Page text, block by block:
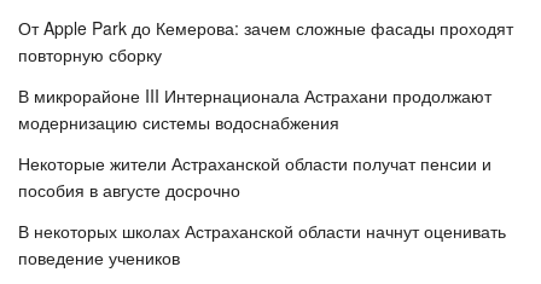
От Apple Park до Кемерова: зачем сложные фасады проходят
повторную сборку
В микрорайоне III Интернационала Астрахани продолжают
модернизацию системы водоснабжения
Некоторые жители Астраханской области получат пенсии и
пособия в августе досрочно
В некоторых школах Астраханской области начнут оценивать
поведение учеников